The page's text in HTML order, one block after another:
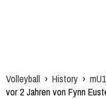
Volleyball › History ›
vor 2 Jahren von Fynn